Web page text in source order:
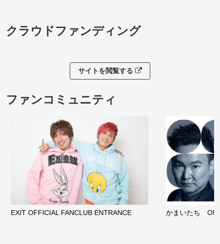
クラウドファンディング
サイトを閲覧する
ファンコミュニティ
EXIT OFFICIAL FANCLUB ENTRANCE かまいたち